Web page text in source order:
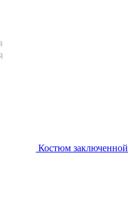
Костюм заключенной